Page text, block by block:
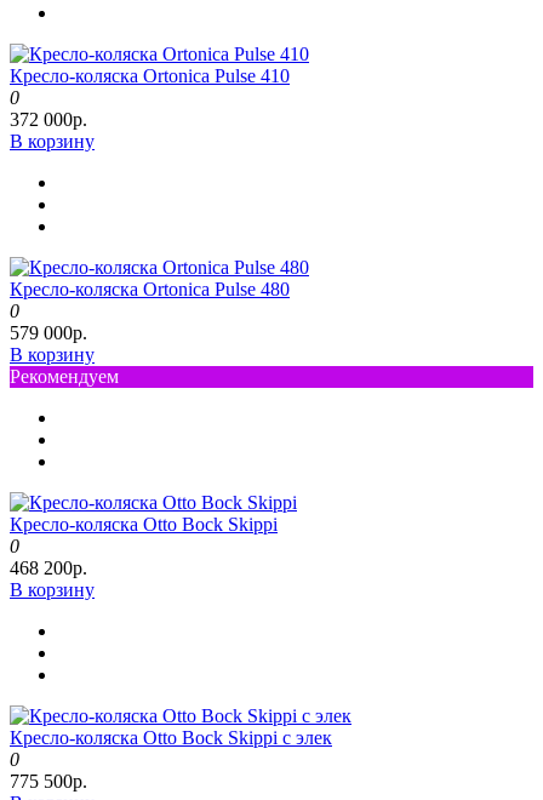
Кресло-коляска Ortonica Pulse 410
0
372 000р.
В корзину
Кресло-коляска Ortonica Pulse 480
0
579 000р.
В корзину
Рекомендуем
Кресло-коляска Otto Bock Skippi
0
468 200р.
В корзину
Кресло-коляска Otto Bock Skippi с элек
0
775 500р.